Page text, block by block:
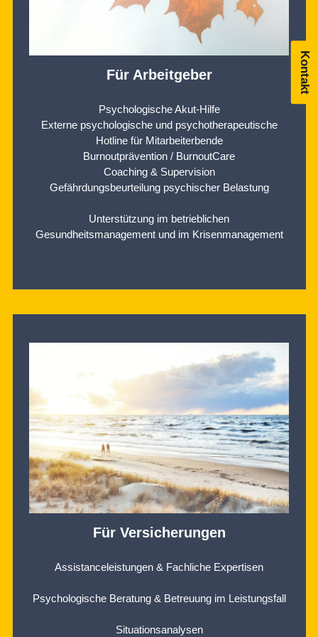
Für Arbeitgeber
Psychologische Akut-Hilfe
Externe psychologische und psychotherapeutische
Hotline für Mitarbeiterbende
Burnoutprävention / BurnoutCare
Coaching & Supervision
Gefährdungsbeurteilung psychischer Belastung
Unterstützung im betrieblichen
Gesundheitsmanagement und im Krisenmanagement
Für Versicherungen
Assistanceleistungen & Fachliche Expertisen
Psychologische Beratung & Betreuung im Leistungsfall
Situationsanalysen
Kontakt